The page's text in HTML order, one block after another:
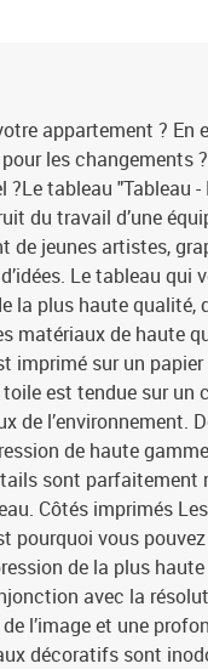
appartement ? En
les changements
tableau "Tableau -
du travail d’une
de jeunes artistes,
Le tableau qui
la plus haute qualité,
matériaux de haute
imprimé sur un
est tendue sur un
de l’environnement.
de haute
sont parfaitement
Côtés imprimés
pourquoi vous
de la plus
avec la
l’image et une
décoratifs sont